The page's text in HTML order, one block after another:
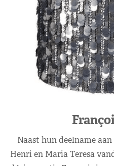
Naast hun deelname
Henri en Maria Teresa